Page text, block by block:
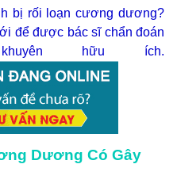
bị rối loạn cương dương?
để được bác sĩ chẩn đoán
hữu ích.
Dương Có Gây